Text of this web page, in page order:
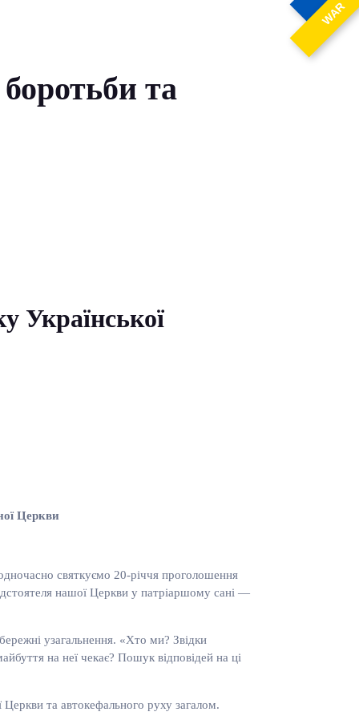
WAR
та
Української
Церкви
святкуємо 20-річчя проголошення
нашої Церкви у патріаршому сані —
узагальнення. «Хто ми? Звідки
на неї чекає? Пошук відповідей на ці
та автокефального руху загалом.